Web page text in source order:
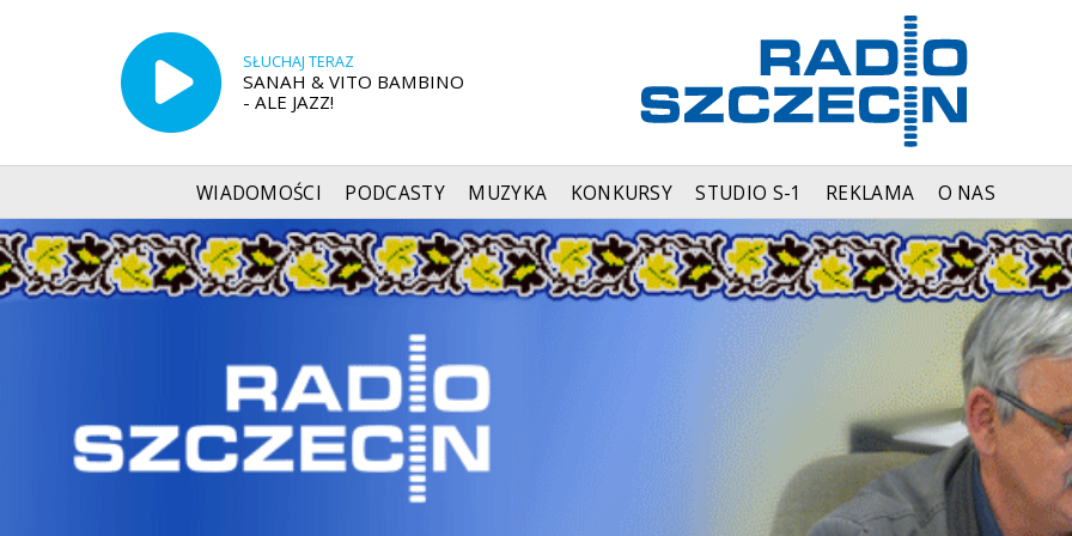
SŁUCHAJ TERAZ
SANAH & VITO BAMBINO
- ALE JAZZ!
WIADOMOŚCI PODCASTY MUZYKA KONKURSY STUDIO S-1 REKLAMA O NAS